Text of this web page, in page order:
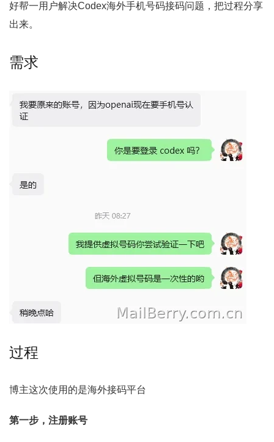
好帮一用户解决Codex海外手机号码接码问题，把过程分享
出来。
需求
过程
博主这次使用的是海外接码平台
第一步，注册账号